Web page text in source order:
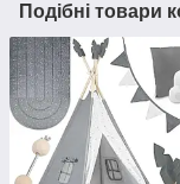
Подібні товари